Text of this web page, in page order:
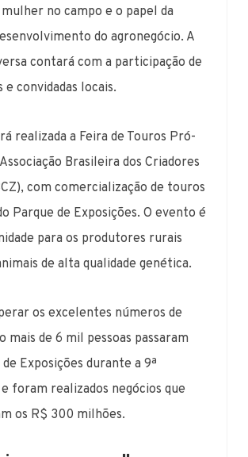
no campo e o papel da
do agronegócio. A
contará com a participação de
e convidadas locais.
realizada a Feira de Touros Pró-
Brasileira dos Criadores
com comercialização de touros
Parque de Exposições. O evento é
para os produtores rurais
de alta qualidade genética.
os excelentes números de
mais de 6 mil pessoas passaram
Exposições durante a 9ª
foram realizados negócios que
os R$ 300 milhões.